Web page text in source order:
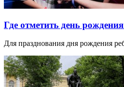
Где отметить день
Для празднования дня рождения